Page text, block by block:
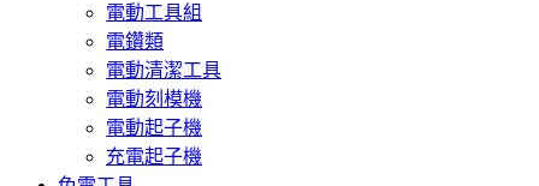
電動工具組
電鑽類
電動清潔工具
電動刻模機
電動起子機
充電起子機